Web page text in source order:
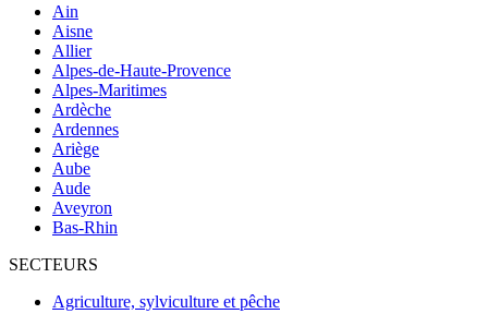
Ain
Aisne
Allier
Alpes-de-Haute-Provence
Alpes-Maritimes
Ardèche
Ardennes
Ariège
Aube
Aude
Aveyron
Bas-Rhin
SECTEURS
Agriculture, sylviculture et pêche